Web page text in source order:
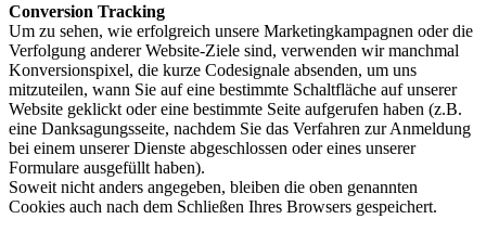
Conversion Tracking
Um zu sehen, wie erfolgreich unsere Marketingkampagnen oder die
Verfolgung anderer Website-Ziele sind, verwenden wir manchmal
Konversionspixel, die kurze Codesignale absenden, um uns
mitzuteilen, wann Sie auf eine bestimmte Schaltfläche auf unserer
Website geklickt oder eine bestimmte Seite aufgerufen haben (z.B.
eine Danksagungsseite, nachdem Sie das Verfahren zur Anmeldung
bei einem unserer Dienste abgeschlossen oder eines unserer
Formulare ausgefüllt haben).
Soweit nicht anders angegeben, bleiben die oben genannten
Cookies auch nach dem Schließen Ihres Browsers gespeichert.